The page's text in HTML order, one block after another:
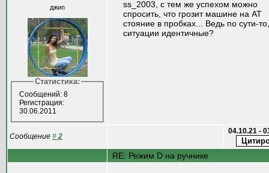
джип
Статистика:
Сообщений: 8
Регистрация:
30.06.2011
ss_2003, с тем же успехом можно
спросить, что грозит машине на АТ
стояние в пробках... Ведь по сути-то,
ситуации идентичные?
Сообщение # 2
04.10.21 -
RE: Режим D на ручнике